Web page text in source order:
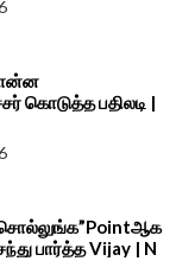
details?id=
கொடுத்த பதிலடி |
TN
சொல்லுங்க”Pointஆக
பார்த்த Vijay | N